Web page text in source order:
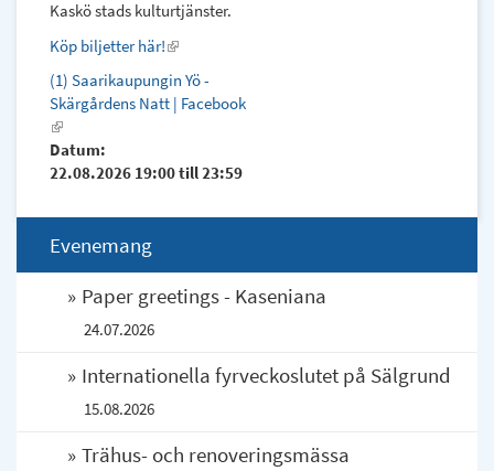
Kaskö stads kulturtjänster.
Köp biljetter här!(link
external)
(1) Saarikaupungin Yö -
Skärgårdens Natt | Facebook
(link
is
external)
Datum:
22.08.2026 19:00till23:59
Evenemang
Paper greetings - Kaseniana
24.07.2026
Internationella fyrveckoslutet på Sälgrund
15.08.2026
Trähus- och renoveringsmässa